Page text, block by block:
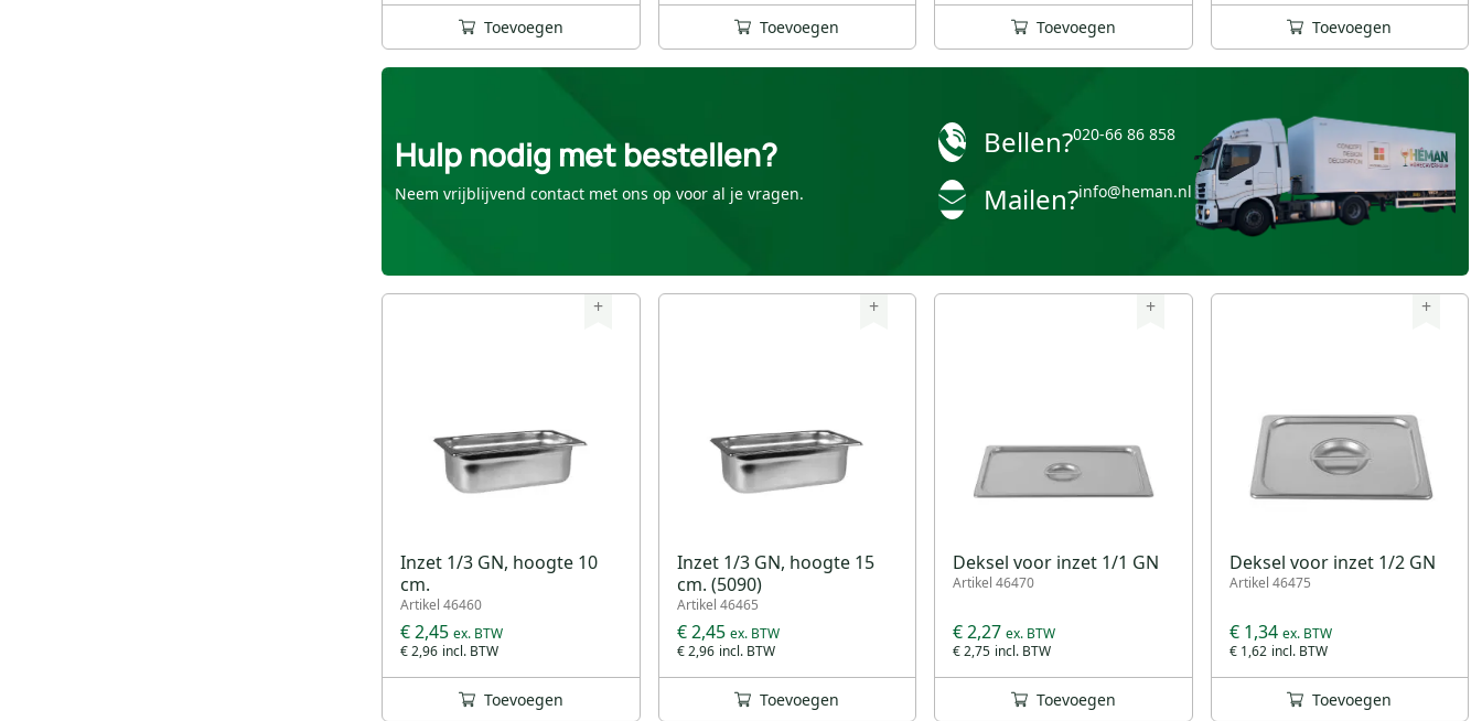
Toevoegen Toevoegen Toevoegen Toevoegen
Hulp nodig met bestellen?
Neem vrijblijvend contact met ons op voor al je vragen.
Bellen?020-66 86 858
Mailen?info@heman.nl
+
Inzet 1/3 GN, hoogte 10
cm.
Artikel 46460
€ 2,96
€ 2,45
Toevoegen
+
Inzet 1/3 GN, hoogte 15
cm. (5090)
Artikel 46465
€ 2,96
€ 2,45
Toevoegen
+
Deksel voor inzet 1/1 GN
Artikel 46470
€ 2,75
€ 2,27
Toevoegen
+
Deksel voor inzet 1/2 GN
Artikel 46475
€ 1,62
€ 1,34
Toevoegen